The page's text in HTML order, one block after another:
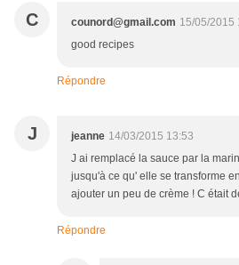
C counord@gmail.com 15/05/2015
good recipes
Répondre
J jeanne 14/03/2015 13:53
J ai remplacé la sauce par la
jusqu'à ce qu' elle se transforme
ajouter un peu de crème ! C était
Répondre